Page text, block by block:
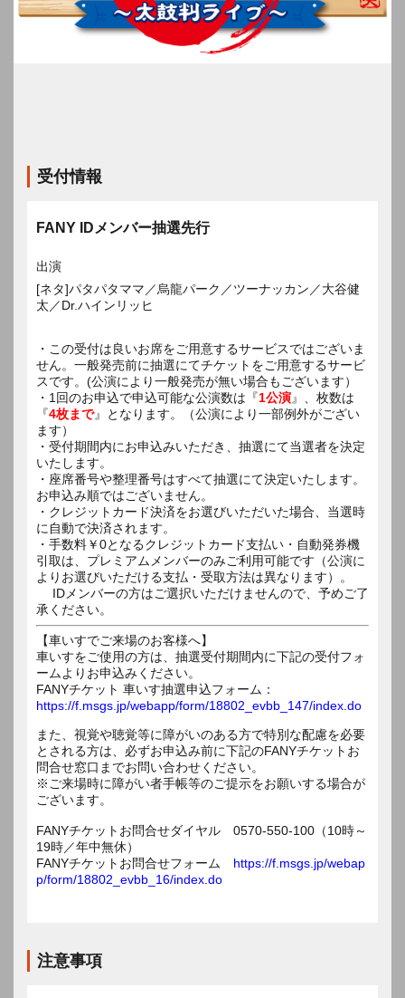
受付情報
FANY IDメンバー抽選先行
出演
[ネタ]パタパタママ／烏龍パーク／ツーナッカン／大谷健
太／Dr.ハインリッヒ
・この受付は良いお席をご用意するサービスではございま
せん。一般発売前に抽選にてチケットをご用意するサービ
スです。(公演により一般発売が無い場合もございます）
・1回のお申込で申込可能な公演数は『1公演』、枚数は
『4枚まで』となります。（公演により一部例外がござい
ます）
・受付期間内にお申込みいただき、抽選にて当選者を決定
いたします。
・座席番号や整理番号はすべて抽選にて決定いたします。
お申込み順ではございません。
・クレジットカード決済をお選びいただいた場合、当選時
に自動で決済されます。
・手数料￥0となるクレジットカード支払い・自動発券機
引取は、プレミアムメンバーのみご利用可能です（公演に
よりお選びいただける支払・受取方法は異なります）。
IDメンバーの方はご選択いただけませんので、予めご了
承ください。
【車いすでご来場のお客様へ】
車いすをご使用の方は、抽選受付期間内に下記の受付フォ
ームよりお申込みください。
FANYチケット 車いす抽選申込フォーム：
https://f.msgs.jp/webapp/form/18802_evbb_147/index.do
また、視覚や聴覚等に障がいのある方で特別な配慮を必要
とされる方は、必ずお申込み前に下記のFANYチケットお
問合せ窓口までお問い合わせください。
※ご来場時に障がい者手帳等のご提示をお願いする場合が
ございます。
FANYチケットお問合せダイヤル 0570-550-100（10時～
19時／年中無休）
FANYチケットお問合せフォーム https://f.msgs.jp/webap
p/form/18802_evbb_16/index.do
注意事項